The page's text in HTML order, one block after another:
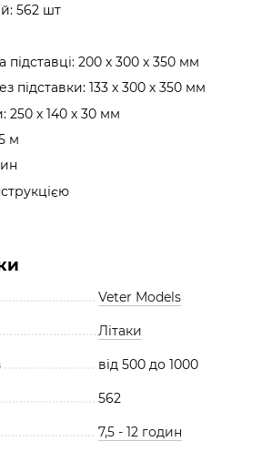
562 шт
підставці: 200 х 300 х 350 мм
підставки: 133 х 300 х 350 мм
250 х 140 х 30 мм
м
Veter Models
Літаки
від 500 до 1000
562
7,5 - 12 годин